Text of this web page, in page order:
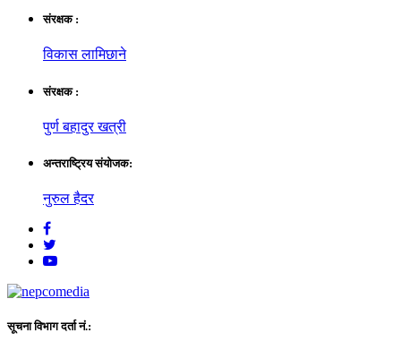
संरक्षक :
विकास लामिछाने
संरक्षक :
पुर्ण बहादुर खत्री
अन्तराष्ट्रिय संयाेजक:
नुरुल हैदर
सूचना विभाग दर्ता नं.: